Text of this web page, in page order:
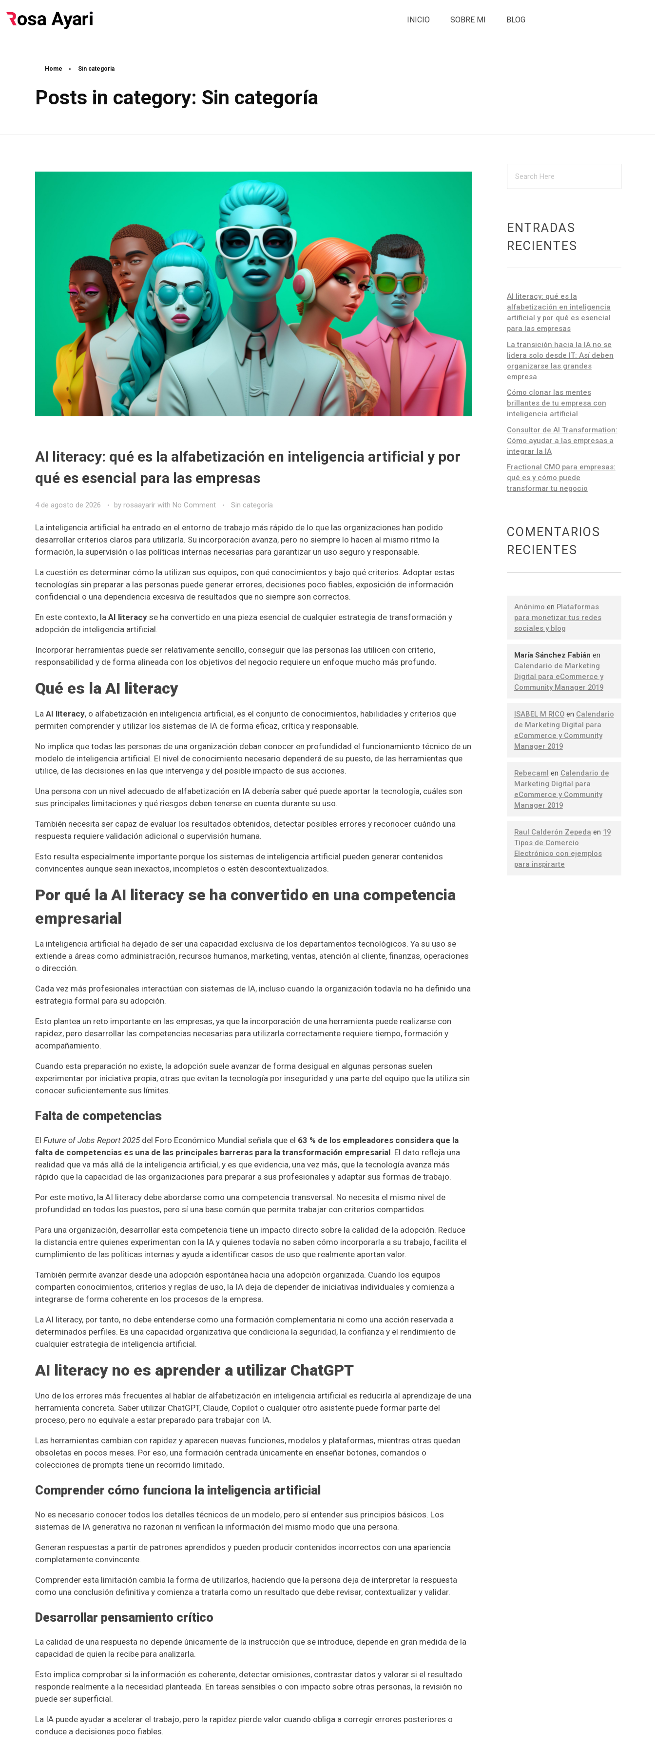
INICIO SOBRE MI BLOG
Home » Sin categoría
Posts in category: Sin categoría
AI literacy: qué es la alfabetización en inteligencia artificial y por
qué es esencial para las empresas
4 de agosto de 2026 by rosaayarir with No Comment Sin categoría
La inteligencia artificial ha entrado en el entorno de trabajo más rápido de lo que las organizaciones han podido
desarrollar criterios claros para utilizarla. Su incorporación avanza, pero no siempre lo hacen al mismo ritmo la
formación, la supervisión o las políticas internas necesarias para garantizar un uso seguro y responsable.
La cuestión es determinar cómo la utilizan sus equipos, con qué conocimientos y bajo qué criterios. Adoptar estas
tecnologías sin preparar a las personas puede generar errores, decisiones poco fiables, exposición de información
confidencial o una dependencia excesiva de resultados que no siempre son correctos.
En este contexto, la AI literacy se ha convertido en una pieza esencial de cualquier estrategia de transformación y
adopción de inteligencia artificial.
Incorporar herramientas puede ser relativamente sencillo, conseguir que las personas las utilicen con criterio,
responsabilidad y de forma alineada con los objetivos del negocio requiere un enfoque mucho más profundo.
Qué es la AI literacy
La AI literacy, o alfabetización en inteligencia artificial, es el conjunto de conocimientos, habilidades y criterios que
permiten comprender y utilizar los sistemas de IA de forma eficaz, crítica y responsable.
No implica que todas las personas de una organización deban conocer en profundidad el funcionamiento técnico de un
modelo de inteligencia artificial. El nivel de conocimiento necesario dependerá de su puesto, de las herramientas que
utilice, de las decisiones en las que intervenga y del posible impacto de sus acciones.
Una persona con un nivel adecuado de alfabetización en IA debería saber qué puede aportar la tecnología, cuáles son
sus principales limitaciones y qué riesgos deben tenerse en cuenta durante su uso.
También necesita ser capaz de evaluar los resultados obtenidos, detectar posibles errores y reconocer cuándo una
respuesta requiere validación adicional o supervisión humana.
Esto resulta especialmente importante porque los sistemas de inteligencia artificial pueden generar contenidos
convincentes aunque sean inexactos, incompletos o estén descontextualizados.
Por qué la AI literacy se ha convertido en una competencia
empresarial
La inteligencia artificial ha dejado de ser una capacidad exclusiva de los departamentos tecnológicos. Ya su uso se
extiende a áreas como administración, recursos humanos, marketing, ventas, atención al cliente, finanzas, operaciones
o dirección.
Cada vez más profesionales interactúan con sistemas de IA, incluso cuando la organización todavía no ha definido una
estrategia formal para su adopción.
Esto plantea un reto importante en las empresas, ya que la incorporación de una herramienta puede realizarse con
rapidez, pero desarrollar las competencias necesarias para utilizarla correctamente requiere tiempo, formación y
acompañamiento.
Cuando esta preparación no existe, la adopción suele avanzar de forma desigual en algunas personas suelen
experimentar por iniciativa propia, otras que evitan la tecnología por inseguridad y una parte del equipo que la utiliza sin
conocer suficientemente sus límites.
Falta de competencias
El Future of Jobs Report 2025del Foro Económico Mundial señala que el 63 % de los empleadores considera que la
falta de competencias es una de las principales barreras para la transformación empresarial. El dato refleja una
realidad que va más allá de la inteligencia artificial, y es que evidencia, una vez más, que la tecnología avanza más
rápido que la capacidad de las organizaciones para preparar a sus profesionales y adaptar sus formas de trabajo.
Por este motivo, la AI literacy debe abordarse como una competencia transversal. No necesita el mismo nivel de
profundidad en todos los puestos, pero sí una base común que permita trabajar con criterios compartidos.
Para una organización, desarrollar esta competencia tiene un impacto directo sobre la calidad de la adopción. Reduce
la distancia entre quienes experimentan con la IA y quienes todavía no saben cómo incorporarla a su trabajo, facilita el
cumplimiento de las políticas internas y ayuda a identificar casos de uso que realmente aportan valor.
También permite avanzar desde una adopción espontánea hacia una adopción organizada. Cuando los equipos
comparten conocimientos, criterios y reglas de uso, la IA deja de depender de iniciativas individuales y comienza a
integrarse de forma coherente en los procesos de la empresa.
La AI literacy, por tanto, no debe entenderse como una formación complementaria ni como una acción reservada a
determinados perfiles. Es una capacidad organizativa que condiciona la seguridad, la confianza y el rendimiento de
cualquier estrategia de inteligencia artificial.
AI literacy no es aprender a utilizar ChatGPT
Uno de los errores más frecuentes al hablar de alfabetización en inteligencia artificial es reducirla al aprendizaje de una
herramienta concreta. Saber utilizar ChatGPT, Claude, Copilot o cualquier otro asistente puede formar parte del
proceso, pero no equivale a estar preparado para trabajar con IA.
Las herramientas cambian con rapidez y aparecen nuevas funciones, modelos y plataformas, mientras otras quedan
obsoletas en pocos meses. Por eso, una formación centrada únicamente en enseñar botones, comandos o
colecciones de prompts tiene un recorrido limitado.
Comprender cómo funciona la inteligencia artificial
No es necesario conocer todos los detalles técnicos de un modelo, pero sí entender sus principios básicos. Los
sistemas de IA generativa no razonan ni verifican la información del mismo modo que una persona.
Generan respuestas a partir de patrones aprendidos y pueden producir contenidos incorrectos con una apariencia
completamente convincente.
Comprender esta limitación cambia la forma de utilizarlos, haciendo que la persona deja de interpretar la respuesta
como una conclusión definitiva y comienza a tratarla como un resultado que debe revisar, contextualizar y validar.
Desarrollar pensamiento crítico
La calidad de una respuesta no depende únicamente de la instrucción que se introduce, depende en gran medida de la
capacidad de quien la recibe para analizarla.
Esto implica comprobar si la información es coherente, detectar omisiones, contrastar datos y valorar si el resultado
responde realmente a la necesidad planteada. En tareas sensibles o con impacto sobre otras personas, la revisión no
puede ser superficial.
La IA puede ayudar a acelerar el trabajo, pero la rapidez pierde valor cuando obliga a corregir errores posteriores o
conduce a decisiones poco fiables.
ENTRADAS
RECIENTES
AI literacy: qué es la
alfabetización en inteligencia
artificial y por qué es esencial
para las empresas
La transición hacia la IA no se
lidera solo desde IT: Así deben
organizarse las grandes
empresa
Cómo clonar las mentes
brillantes de tu empresa con
inteligencia artificial
Consultor de AI Transformation:
Cómo ayudar a las empresas a
integrar la IA
Fractional CMO para empresas:
qué es y cómo puede
transformar tu negocio
COMENTARIOS
RECIENTES
Anónimo en Plataformas
para monetizar tus redes
sociales y blog
María Sánchez Fabián en
Calendario de Marketing
Digital para eCommerce y
Community Manager 2019
ISABEL M RICOen Calendario
de Marketing Digital para
eCommerce y Community
Manager 2019
Rebecaml en Calendario de
Marketing Digital para
eCommerce y Community
Manager 2019
Raul Calderón Zepeda en 19
Tipos de Comercio
Electrónico con ejemplos
para inspirarte